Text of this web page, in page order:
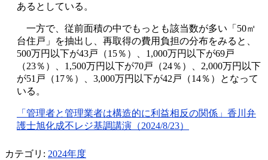
あるとしている。
一方で、従前面積の中でもっとも該当数が多い「50㎡
台住戸」を抽出し、再取得の費用負担の分布をみると、
500万円以下が43戸（15％）、1,000万円以下が69戸
（23％）、1,500万円以下が70戸（24％）、2,000万円以下
が51戸（17％）、3,000万円以下が42戸（14％）となって
いる。
「管理者と管理業者は構造的に利益相反の関係」香川弁
護士旭化成不レジ基調講演（2024/8/23）
カテゴリ: 2024年度